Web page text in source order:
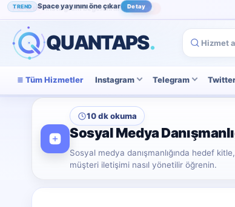
TREND Space yayınını öne çıkar Detay
POPÜLER Instagram beğenini artır İncele
QUANTAPS.
Tüm Hizmetler Instagram Telegram
10 dk okuma
Sosyal Medya
Sosyal medya danışmanlığında hedef
müşteri iletişimi nasıl yönetilir öğrenin.